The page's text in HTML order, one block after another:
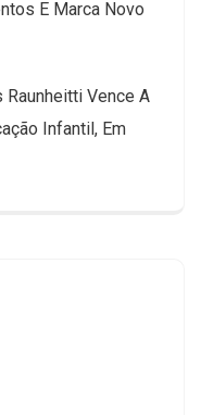
E Marca Novo
Vence A
Infantil, Em